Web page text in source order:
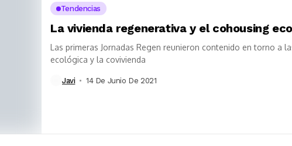
Tendencias
La vivienda regenerativa y el cohousing
Las primeras Jornadas Regen reunieron contenido en torno a
ecológica y la covivienda
Javi 14 De Junio De 2021